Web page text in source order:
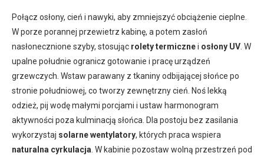
Połącz osłony, cień i nawyki, aby zmniejszyć obciążenie cieplne.
W porze porannej przewietrz kabinę, a potem zasłoń
nasłonecznione szyby, stosując rolety termicznei osłony UV . W
upalne południe ogranicz gotowanie i pracę urządzeń
grzewczych. Wstaw parawany z tkaniny odbijającej słońce po
stronie południowej, co tworzy zewnętrzny cień. Noś lekką
odzież, pij wodę małymi porcjami i ustaw harmonogram
aktywności poza kulminacją słońca. Dla postoju bez zasilania
wykorzystaj solarne wentylatory, których praca wspiera
naturalna cyrkulacja . W kabinie pozostaw wolną przestrzeń pod